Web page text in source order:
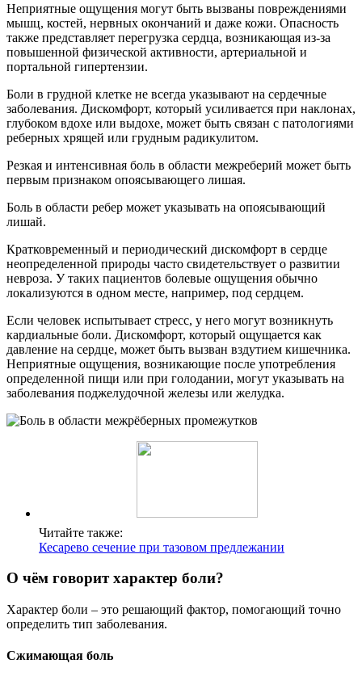
Неприятные ощущения могут быть вызваны повреждениями
мышц, костей, нервных окончаний и даже кожи. Опасность
также представляет перегрузка сердца, возникающая из-за
повышенной физической активности, артериальной и
портальной гипертензии.
Боли в грудной клетке не всегда указывают на сердечные
заболевания. Дискомфорт, который усиливается при наклонах,
глубоком вдохе или выдохе, может быть связан с патологиями
реберных хрящей или грудным радикулитом.
Резкая и интенсивная боль в области межреберий может быть
первым признаком опоясывающего лишая.
Боль в области ребер может указывать на опоясывающий
лишай.
Кратковременный и периодический дискомфорт в сердце
неопределенной природы часто свидетельствует о развитии
невроза. У таких пациентов болевые ощущения обычно
локализуются в одном месте, например, под сердцем.
Если человек испытывает стресс, у него могут возникнуть
кардиальные боли. Дискомфорт, который ощущается как
давление на сердце, может быть вызван вздутием кишечника.
Неприятные ощущения, возникающие после употребления
определенной пищи или при голодании, могут указывать на
заболевания поджелудочной железы или желудка.
Читайте также:
Кесарево сечение при тазовом предлежании
О чём говорит характер боли?
Характер боли – это решающий фактор, помогающий точно
определить тип заболевания.
Сжимающая боль